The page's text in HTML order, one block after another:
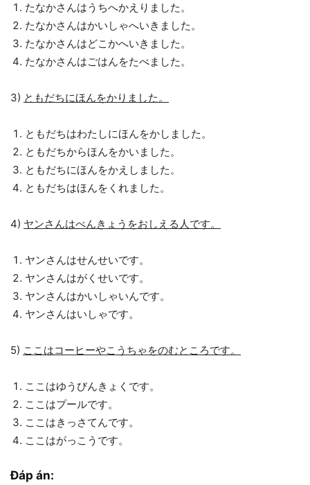
たなかさんはうちへかえりました。
たなかさんはかいしゃへいきました。
たなかさんはどこかへいきました。
たなかさんはごはんをたべました。
3) ともだちにほんをかりました。
ともだちはわたしにほんをかしました。
ともだちからほんをかいました。
ともだちにほんをかえしました。
ともだちはほんをくれました。
4) ヤンさんはべんきょうをおしえる人です。
ヤンさんはせんせいです。
ヤンさんはがくせいです。
ヤンさんはかいしゃいんです。
ヤンさんはいしゃです。
5) ここはコーヒーやこうちゃをのむところです。
ここはゆうびんきょくです。
ここはプールです。
ここはきっさてんです。
ここはがっこうです。
Đáp án: